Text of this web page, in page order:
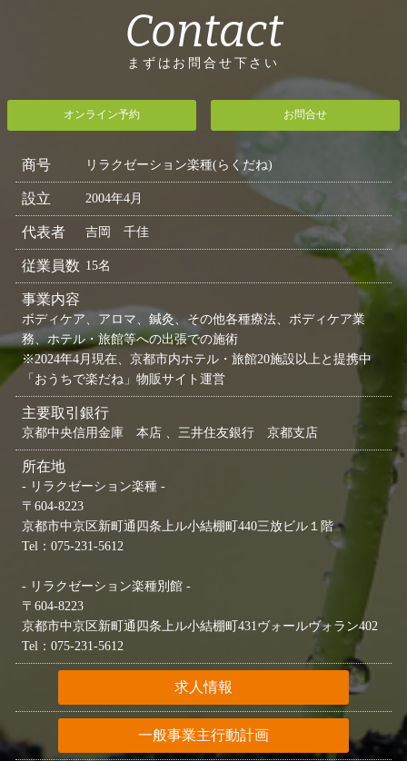
Contact
まずはお問合せ下さい
オンライン予約 お問合せ
商号 リラクゼーション楽種(らくだね)
設立 2004年4月
代表者 吉岡 千佳
従業員数 15名
事業内容
ボディケア、アロマ、鍼灸、その他各種療法、ボディケア業
務、ホテル・旅館等への出張での施術
※2024年4月現在、京都市内ホテル・旅館20施設以上と提携中
「おうちで楽だね」物販サイト運営
主要取引銀行
京都中央信用金庫 本店 、三井住友銀行 京都支店
所在地
- リラクゼーション楽種 -
〒604-8223
京都市中京区新町通四条上ル小結棚町440三放ビル１階
Tel：075-231-5612
- リラクゼーション楽種別館 -
〒604-8223
京都市中京区新町通四条上ル小結棚町431ヴォールヴォラン402
Tel：075-231-5612
求人情報
一般事業主行動計画